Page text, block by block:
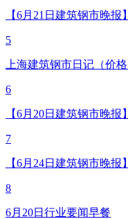
【6月21日建筑钢市晚报
5
上海建筑钢市日记（价
6
【6月20日建筑钢市晚报
7
【6月24日建筑钢市晚报
8
6月20日行业要闻早餐